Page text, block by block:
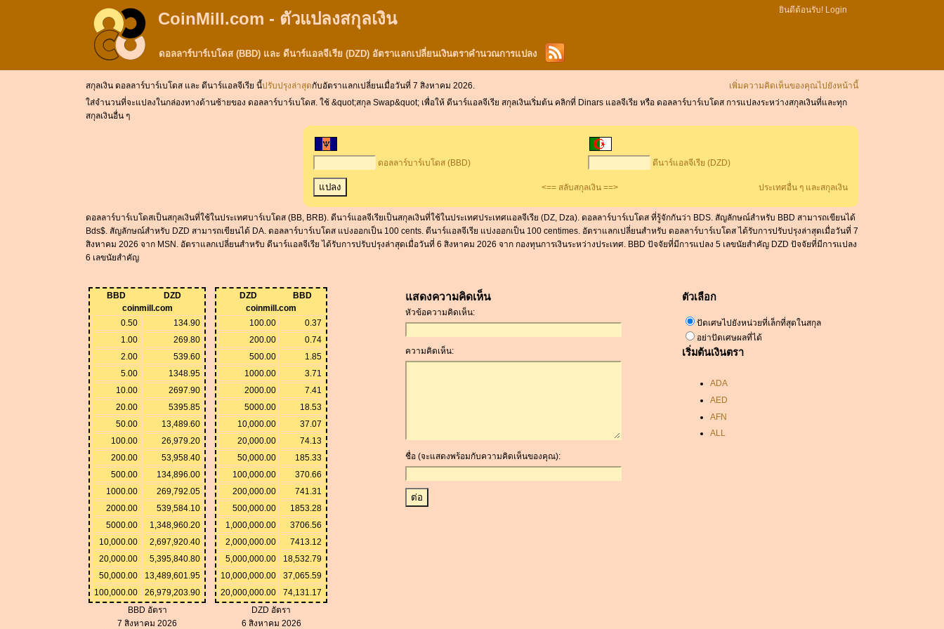
CoinMill.com - ตัวแปลงสกุลเงิน ยินดีต้อนรับ! Login
ดอลลาร์บาร์เบโดส (BBD) และ ดีนาร์แอลจีเรีย (DZD) อัตราแลกเปลี่ยนเงินตราคำนวณการแปลง
เพิ่มความคิดเห็นของคุณไปยังหน้านี้
สกุลเงิน ดอลลาร์บาร์เบโดส และ ดีนาร์แอลจีเรีย นี้ปรับปรุงล่าสุดกับอัตราแลกเปลี่ยนเมื่อวันที่ 7 สิงหาคม 2026.
ใส่จำนวนที่จะแปลงในกล่องทางด้านซ้ายของ ดอลลาร์บาร์เบโดส. ใช้ &quot;สกุล Swap&quot; เพื่อให้ ดีนาร์แอลจีเรีย สกุลเงินเริ่มต้น คลิกที่ Dinars แอลจีเรีย หรือ ดอลลาร์บาร์เบโดส การแปลงระหว่างสกุลเงินที่และทุก
สกุลเงินอื่น ๆ
ดอลลาร์บาร์เบโดส (BBD) ดีนาร์แอลจีเรีย (DZD)
<== สลับสกุลเงิน ==> ประเทศอื่น ๆ และสกุลเงิน
ดอลลาร์บาร์เบโดสเป็นสกุลเงินที่ใช้ในประเทศบาร์เบโดส (BB, BRB). ดีนาร์แอลจีเรียเป็นสกุลเงินที่ใช้ในประเทศประเทศแอลจีเรีย (DZ, Dza). ดอลลาร์บาร์เบโดส ที่รู้จักกันว่า BDS. สัญลักษณ์สำหรับ BBD สามารถเขียนได้
Bds$. สัญลักษณ์สำหรับ DZD สามารถเขียนได้ DA. ดอลลาร์บาร์เบโดส แบ่งออกเป็น 100 cents. ดีนาร์แอลจีเรีย แบ่งออกเป็น 100 centimes. อัตราแลกเปลี่ยนสำหรับ ดอลลาร์บาร์เบโดส ได้รับการปรับปรุงล่าสุดเมื่อวันที่ 7
สิงหาคม 2026 จาก MSN. อัตราแลกเปลี่ยนสำหรับ ดีนาร์แอลจีเรีย ได้รับการปรับปรุงล่าสุดเมื่อวันที่ 6 สิงหาคม 2026 จาก กองทุนการเงินระหว่างประเทศ. BBD ปัจจัยที่มีการแปลง 5 เลขนัยสำคัญ DZD ปัจจัยที่มีการแปลง
6 เลขนัยสำคัญ
BBD
DZD
coinmill.com
0.50
134.90
1.00
269.80
2.00
539.60
5.00
1348.95
10.00
2697.90
20.00
5395.85
50.00
13,489.60
100.00
26,979.20
200.00
53,958.40
500.00
134,896.00
1000.00
269,792.05
2000.00
539,584.10
5000.00
1,348,960.20
10,000.00
2,697,920.40
20,000.00
5,395,840.80
50,000.00
13,489,601.95
100,000.00
26,979,203.90
BBD อัตรา
7 สิงหาคม 2026
DZD
BBD
coinmill.com
100.00
0.37
200.00
0.74
500.00
1.85
1000.00
3.71
2000.00
7.41
5000.00
18.53
10,000.00
37.07
20,000.00
74.13
50,000.00
185.33
100,000.00
370.66
200,000.00
741.31
500,000.00
1853.28
1,000,000.00
3706.56
2,000,000.00
7413.12
5,000,000.00
18,532.79
10,000,000.00
37,065.59
20,000,000.00
74,131.17
DZD อัตรา
6 สิงหาคม 2026
แสดงความคิดเห็น
หัวข้อความคิดเห็น:
ความคิดเห็น:
ชื่อ (จะแสดงพร้อมกับความคิดเห็นของคุณ):
ตัวเลือก
ปัดเศษไปยังหน่วยที่เล็กที่สุดในสกุล
อย่าปัดเศษผลที่ได้
เริ่มต้นเงินตรา
ADA
AED
AFN
ALL